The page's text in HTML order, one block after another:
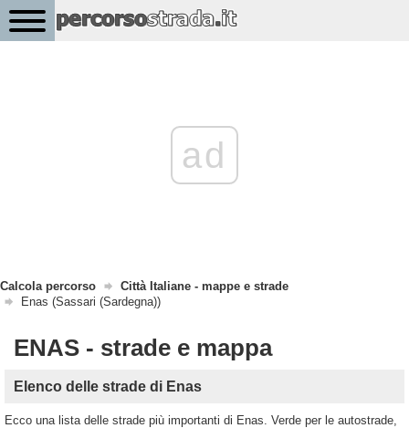
ad
Calcola percorso
Città Italiane - mappe e strade
Enas (Sassari (Sardegna))
ENAS - strade e mappa
Elenco delle strade di Enas
Ecco una lista delle strade più importanti di Enas. Verde per le autostrade,